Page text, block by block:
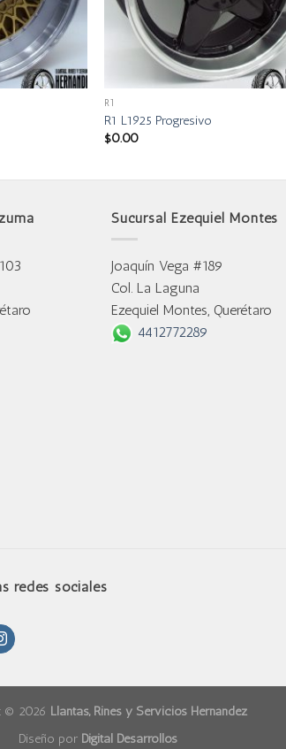
R1
R1 L1925 Progresivo
$0.00
Sucursal Ezequiel Montes
Joaquín Vega #189
Col. La Laguna
Ezequiel Montes, Querétaro
4412772289
redes sociales
© 2026 Llantas, Rines y Servicios Hernández
Diseño por Digital Desarrollos